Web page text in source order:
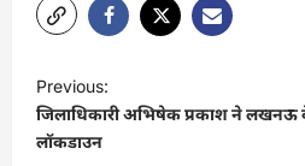
o
s
Previous:
जिलाधिकारी अभिषेक प्रकाश ने लखनऊ
लॉकडाउन